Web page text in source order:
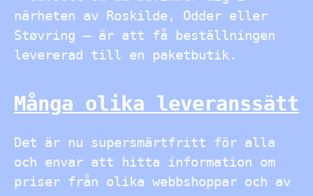
närheten av Roskilde, Odder eller
Støvring – är att få beställningen
levererad till en paketbutik.
Många olika leveranssätt
Det är nu supersmärtfritt för alla
och envar att hitta information om
priser från olika webbshoppar och av